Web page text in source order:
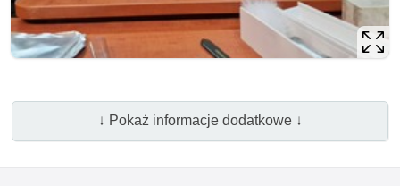
↓ Pokaż informacje dodatkowe ↓